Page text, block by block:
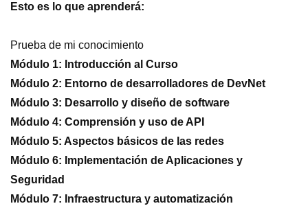
Esto es lo que aprenderá:
Prueba de mi conocimiento
Módulo 1: Introducción al Curso
Módulo 2: Entorno de desarrolladores de DevNet
Módulo 3: Desarrollo y diseño de software
Módulo 4: Comprensión y uso de API
Módulo 5: Aspectos básicos de las redes
Módulo 6: Implementación de Aplicaciones y
Seguridad
Módulo 7: Infraestructura y automatización